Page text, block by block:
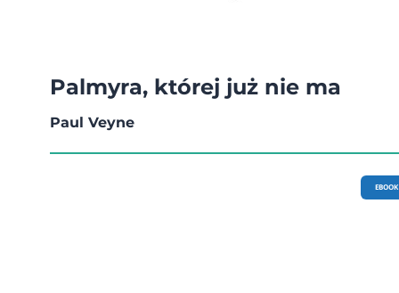
Palmyra, której już nie ma
Paul Veyne
EBOOK